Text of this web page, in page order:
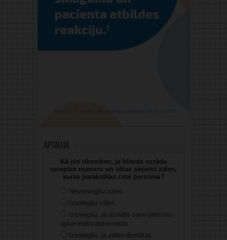
Aptauja
Kā jūs rīkosities, ja klients uzrāda
receptes numuru un vēlas saņemt zāles,
kuras parakstītas citai personai?
Neizsniegšu zāles.
Izsniegšu zāles.
Izsniegšu, ja uzrādīs savu personu
apliecinošu dokumentu.
Izsniegšu, ja zāles domātas